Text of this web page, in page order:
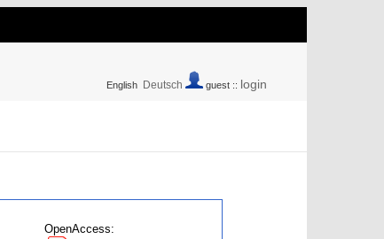
English Deutsch guest :: login
OpenAccess: